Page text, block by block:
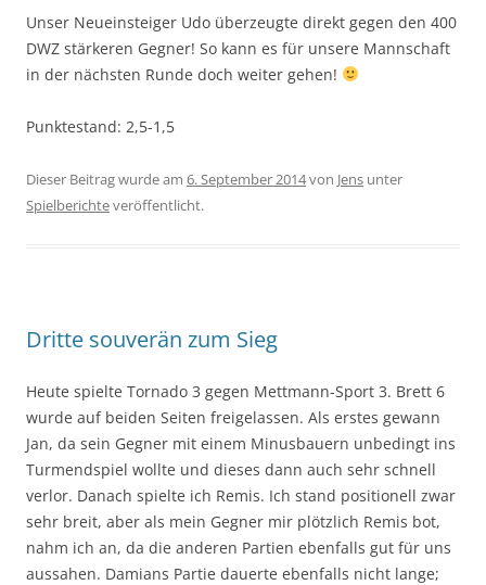
Unser Neueinsteiger Udo überzeugte direkt gegen den 400
DWZ stärkeren Gegner! So kann es für unsere Mannschaft
in der nächsten Runde doch weiter gehen!
Punktestand: 2,5-1,5
Dieser Beitrag wurde am 6. September 2014von Jens unter
Spielberichteveröffentlicht.
Dritte souverän zum Sieg
Heute spielte Tornado 3 gegen Mettmann-Sport 3. Brett 6
wurde auf beiden Seiten freigelassen. Als erstes gewann
Jan, da sein Gegner mit einem Minusbauern unbedingt ins
Turmendspiel wollte und dieses dann auch sehr schnell
verlor. Danach spielte ich Remis. Ich stand positionell zwar
sehr breit, aber als mein Gegner mir plötzlich Remis bot,
nahm ich an, da die anderen Partien ebenfalls gut für uns
aussahen. Damians Partie dauerte ebenfalls nicht lange;